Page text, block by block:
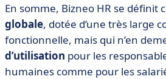
En somme, Bizneo HR se définit
globale, dotée d’une très large
fonctionnelle, mais qui n’en
d’utilisation pour les
humaines comme pour les